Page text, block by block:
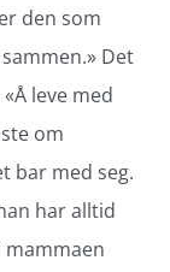
den som
Det
leve med
om
bar med seg.
har alltid
mammaen